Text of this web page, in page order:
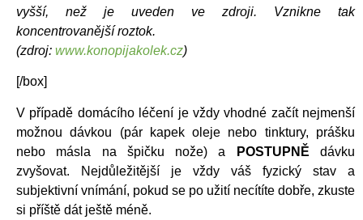
vyšší, než je uveden ve zdroji. Vznikne tak
koncentrovanější roztok.
(zdroj: www.konopijakolek.cz)
[/box]
V případě domácího léčení je vždy vhodné začít nejmenší
možnou dávkou (pár kapek oleje nebo tinktury, prášku
nebo másla na špičku nože) a
POSTUPNĚ dávku
zvyšovat. Nejdůležitější je vždy váš fyzický stav a
subjektivní vnímání, pokud se po užití necítíte dobře, zkuste
si příště dát ještě méně.